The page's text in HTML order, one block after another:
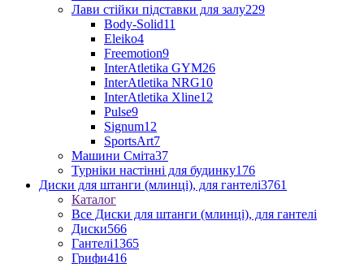
Лави стійки підставки для залу229
Body-Solid11
Eleiko4
Freemotion9
InterAtletika GYM26
InterAtletika NRG10
InterAtletika Xline12
Pulse9
Signum12
SportsArt7
Машини Сміта37
Турніки настінні для будинку176
Диски для штанги (млинці), для гантелі3761
Каталог
Все Диски для штанги (млинці), для гантелі
Диски566
Гантелі1365
Грифи416